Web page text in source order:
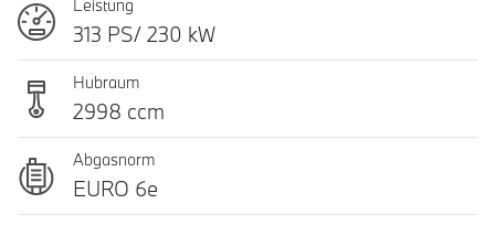
Leistung
313 PS/ 230 kW
Hubraum
2998 ccm
Abgasnorm
EURO 6e